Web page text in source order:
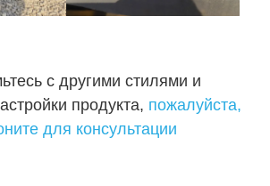
с другими стилями и
продукта, пожалуйста,
для консультации